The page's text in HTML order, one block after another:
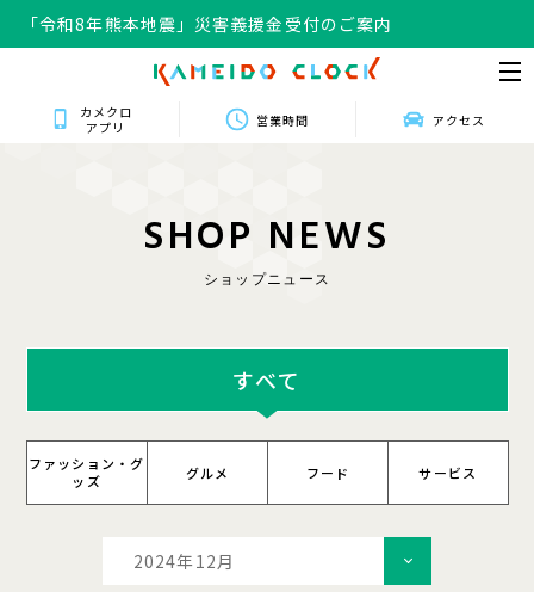
「令和8年熊本地震」災害義援金受付のご案内
カメクロ
アプリ
営業時間 アクセス
SHOP NEWS
ショップニュース
すべて
ファッション・グ
ッズ
グルメ フード サービス
2024年12月